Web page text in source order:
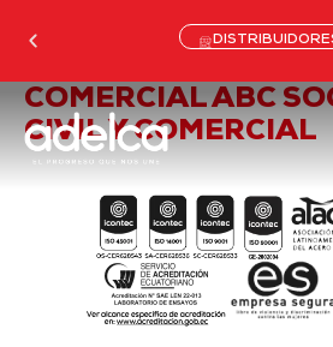
COMERCIAL ABC
CIVIL Y COMERCIAL